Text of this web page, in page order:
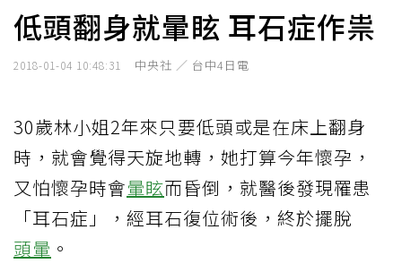
低頭翻身就暈眩 耳石症作祟
2018-01-04 10:48:31 中央社 ／ 台中4日電
30歲林小姐2年來只要低頭或是在床上翻身
時，就會覺得天旋地轉，她打算今年懷孕，
又怕懷孕時會暈眩而昏倒，就醫後發現罹患
「耳石症」，經耳石復位術後，終於擺脫
頭暈 。